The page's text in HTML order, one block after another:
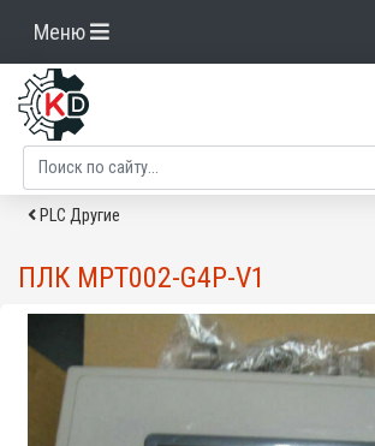
Меню
PLC Другие
ПЛК MPT002-G4P-V1